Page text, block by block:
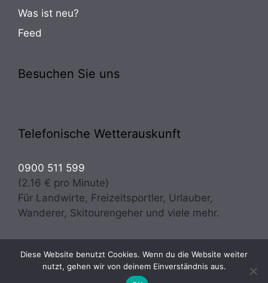
Was ist neu?
Feed
Besuchen Sie uns
Telefonische Wetterauskunft
0900 511 599
(2.16 € pro Minute)
Für Landwirte, Freizeitsportler, Urlauber,
Wanderer, Skitourengeher und viele mehr.
Copyright © 2026 · Wetter Osttirol | meteo experts
Prugger & Troger OG - Alle Rechte vorbehalten
Diese Website benutzt Cookies. Wenn du die Website weiter
nutzt, gehen wir von deinem Einverständnis aus.